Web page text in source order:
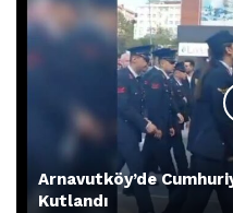
Arnavutköy’de
Kutlandı